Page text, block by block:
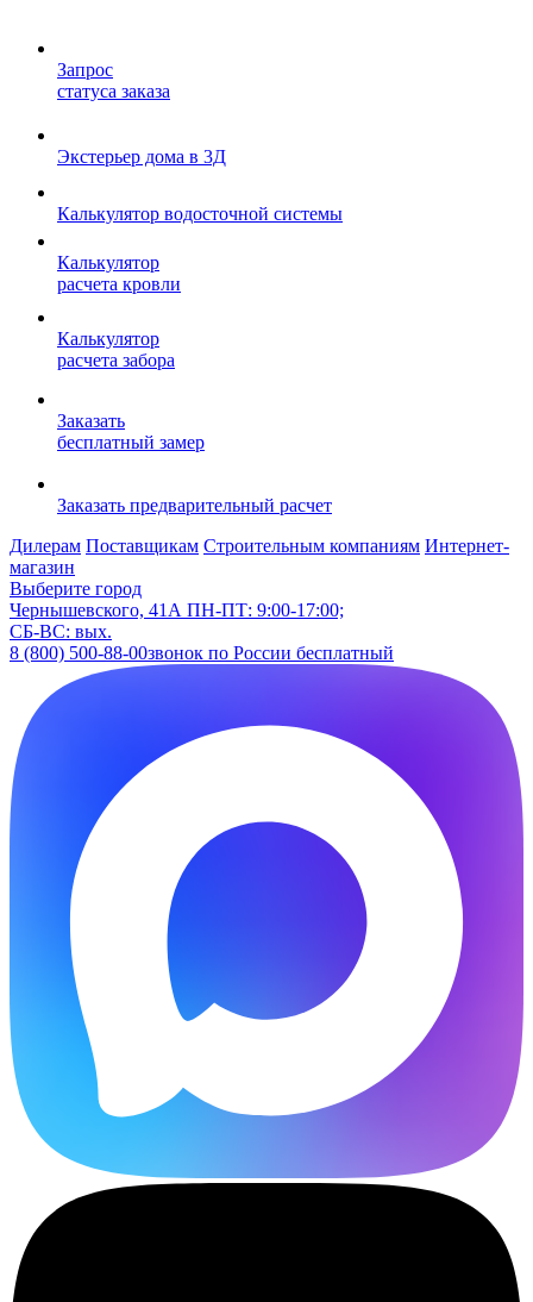
Запрос
статуса заказа
Экстерьер дома в 3Д
Калькулятор водосточной системы
Калькулятор
расчета кровли
Калькулятор
расчета забора
Заказать
бесплатный замер
Заказать предварительный расчет
Дилерам Поставщикам Строительным компаниям Интернет-
магазин
Выберите город
Чернышевского, 41А ПН-ПТ: 9:00-17:00;
СБ-ВС: вых.
8 (800) 500-88-00звонок по России бесплатный